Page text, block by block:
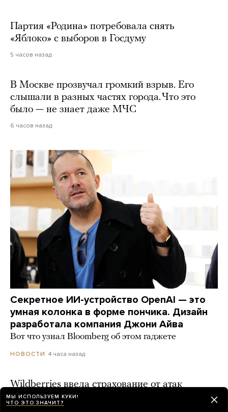
Партия «Родина» потребовала снять
«Яблоко» с выборов в Госдуму
5 часов назад
В Москве прозвучал громкий взрыв. Его
слышали в разных частях города. Что это
было — не знает даже МЧС
6 часов назад
Секретное ИИ-устройство OpenAI — это
умная колонка в форме пончика. Дизайн
разработала компания Джони Айва
Вот что узнал Bloomberg об этом гаджете
НОВОСТИ 4 часа назад
Wildberries ввела страхование от атак
беспилотников. Продавцы смогут получить
до 50 тысяч рублей за уничтоженный товар
МЫ ИСПОЛЬЗУЕМ КУКИ!
ЧТО ЭТО ЗНАЧИТ?